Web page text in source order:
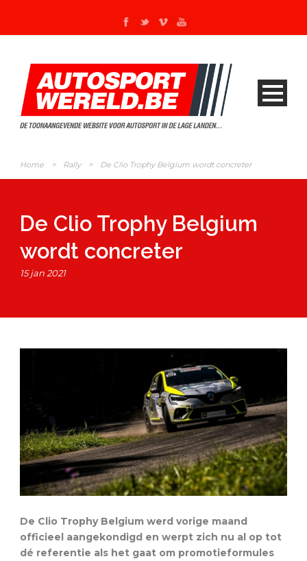
Home > Rally > De Clio Trophy Belgium wordt concreter
De Clio Trophy Belgium
wordt concreter
15 jan 2021
De Clio Trophy Belgium werd vorige maand
officieel aangekondigd en werpt zich nu al op tot
dé referentie als het gaat om promotieformules